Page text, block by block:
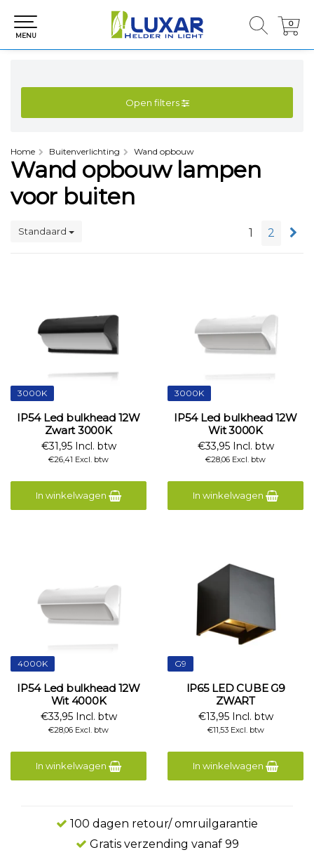
0
0
MENU
Open filters
Home Buitenverlichting Wand opbouw
Wand opbouw lampen
voor buiten
Standaard 1 2
3000K
IP54 Led bulkhead 12W
Zwart 3000K
€31,95 Incl. btw
€26,41 Excl. btw
In winkelwagen
3000K
IP54 Led bulkhead 12W
Wit 3000K
€33,95 Incl. btw
€28,06 Excl. btw
In winkelwagen
4000K
IP54 Led bulkhead 12W
Wit 4000K
€33,95 Incl. btw
€28,06 Excl. btw
In winkelwagen
G9
IP65 LED CUBE G9
ZWART
€13,95 Incl. btw
€11,53 Excl. btw
In winkelwagen
100 dagen retour/ omruilgarantie
Gratis verzending vanaf 99